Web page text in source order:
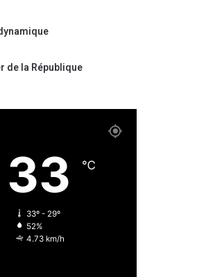
de la République
33 ℃
33º - 29º
52%
4.73 km/h